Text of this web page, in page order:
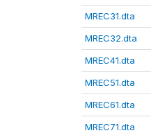
MREC31.dta
MREC32.dta
MREC41.dta
MREC51.dta
MREC61.dta
MREC71.dta